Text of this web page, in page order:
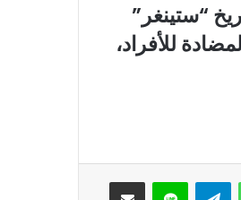
“ستينغر”
للأفراد،
واتساب لاين